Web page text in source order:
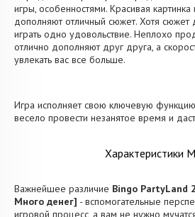
игры, особенностями. Красивая
дополняют отличный сюжет. Хотя сюжет
играть одно удовольствие. Неплохо
отлично дополняют друг друга, а
увлекать вас все больше.
Игра исполняет свою ключевую
весело провести незанятое время и
Характеристики
Важнейшее различие Bingo PartyLand
Много денег] - вспомогательные
игровой процесс, а вам не нужно